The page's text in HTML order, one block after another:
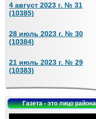
4 август 2023 г. № 31
(10385)
28 июль 2023 г. № 30
(10384)
21 июль 2023 г. № 29
(10383)
Газета - это лицо района